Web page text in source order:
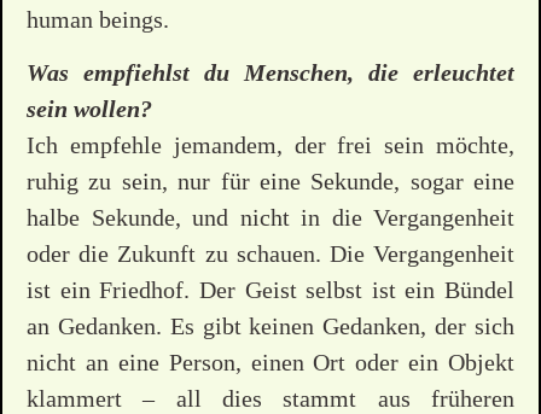
human beings.
Was empfiehlst du Menschen, die erleuchtet
sein wollen?
Ich empfehle jemandem, der frei sein möchte,
ruhig zu sein, nur für eine Sekunde, sogar eine
halbe Sekunde, und nicht in die Vergangenheit
oder die Zukunft zu schauen. Die Vergangenheit
ist ein Friedhof. Der Geist selbst ist ein Bündel
an Gedanken. Es gibt keinen Gedanken, der sich
nicht an eine Person, einen Ort oder ein Objekt
klammert – all dies stammt aus früheren